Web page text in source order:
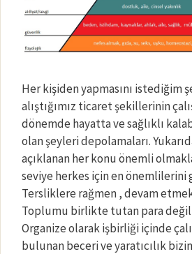
Her kişiden yapmasını istediğim
alıştığımız ticaret şekillerinin
dönemde hayatta ve sağlıklı
olan şeyleri depolamaları.
açıklanan her konu önemli
seviye herkes için en önemlilerini
Tersliklere rağmen , devam
Toplumu birlikte tutan para değil
Organize olarak işbirliği içinde
bulunan beceri ve yaratıcılık